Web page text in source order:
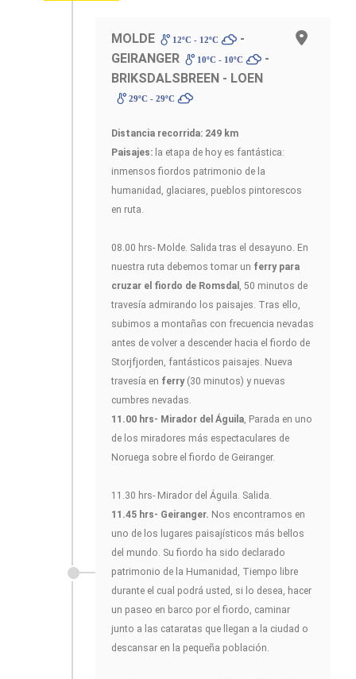
MOLDE 12ºC - 12ºC
-
GEIRANGER
10ºC - 10ºC
-
BRIKSDALSBREEN - LOEN
29ºC - 29ºC
Distancia recorrida: 249 km
Paisajes: la etapa de hoy es fantástica:
inmensos fiordos patrimonio de la
humanidad, glaciares, pueblos pintorescos
en ruta.
08.00 hrs- Molde. Salida tras el desayuno. En
nuestra ruta debemos tomar un ferry para
cruzar el fiordo de Romsdal , 50 minutos de
travesía admirando los paisajes. Tras ello,
subimos a montañas con frecuencia nevadas
antes de volver a descender hacia el fiordo de
Storjfjorden, fantásticos paisajes. Nueva
travesía en ferry(30 minutos) y nuevas
cumbres nevadas.
11.00 hrs- Mirador del Águila, Parada en uno
de los miradores más espectaculares de
Noruega sobre el fiordo de Geiranger.
11.30 hrs- Mirador del Águila. Salida.
11.45 hrs- Geiranger. Nos encontramos en
uno de los lugares paisajísticos más bellos
del mundo. Su fiordo ha sido declarado
patrimonio de la Humanidad, Tiempo libre
durante el cual podrá usted, si lo desea, hacer
un paseo en barco por el fiordo, caminar
junto a las cataratas que llegan a la ciudad o
descansar en la pequeña población.